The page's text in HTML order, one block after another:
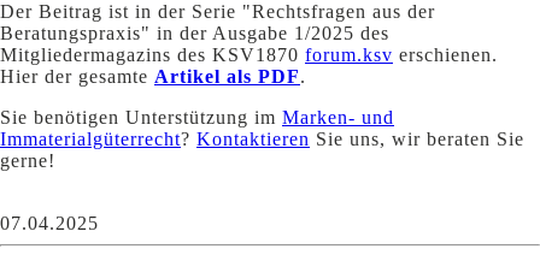
Der Beitrag ist in der Serie "Rechtsfragen aus der
Beratungspraxis" in der Ausgabe 1/2025 des
Mitgliedermagazins des KSV1870 forum.ksv erschienen.
Hier der gesamte Artikel als PDF.
Sie benötigen Unterstützung im Marken- und
Immaterialgüterrecht? Kontaktieren Sie uns, wir beraten Sie
gerne!
07.04.2025